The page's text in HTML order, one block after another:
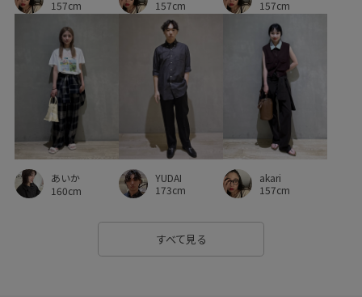
157cm
157cm
157cm
あいか
160cm
YUDAI
173cm
akari
157cm
すべて見る